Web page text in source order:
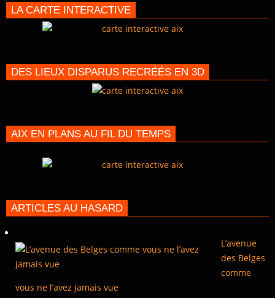
LA CARTE INTERACTIVE
DES LIEUX DISPARUS RECRÉÉS EN 3D
AIX EN PLANS AU FIL DU TEMPS
ARTICLES AU HASARD
L’avenue
des Belges
comme
vous ne l’avez jamais vue